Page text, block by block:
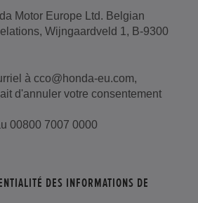
Motor Europe Ltd. Belgian
Wijngaardveld 1, B-9300
à cco@honda-eu.com,
d'annuler votre consentement
00800 7007 0000
DES INFORMATIONS DE